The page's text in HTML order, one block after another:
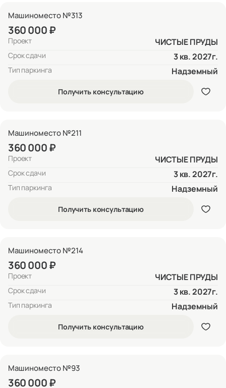
Машиноместо №313
360 000 ₽
Проект ЧИСТЫЕ ПРУДЫ
Срок сдачи 3 кв. 2027г.
Тип паркинга Надземный
Получить консультацию
Машиноместо №211
360 000 ₽
Проект ЧИСТЫЕ ПРУДЫ
Срок сдачи 3 кв. 2027г.
Тип паркинга Надземный
Получить консультацию
Машиноместо №214
360 000 ₽
Проект ЧИСТЫЕ ПРУДЫ
Срок сдачи 3 кв. 2027г.
Тип паркинга Надземный
Получить консультацию
Машиноместо №93
360 000 ₽